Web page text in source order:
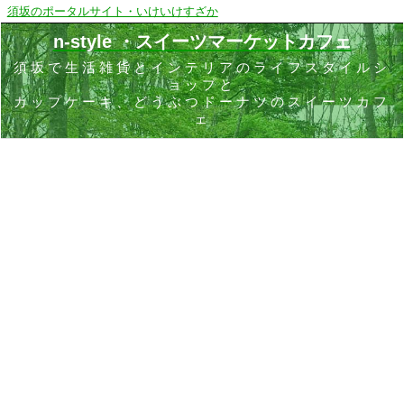
須坂のポータルサイト・いけいけすざか
n-style ・スイーツマーケットカフェ
須坂で生活雑貨とインテリアのライフスタイルシ
ョップと
カップケーキ、どうぶつドーナツのスイーツカフ
ェ